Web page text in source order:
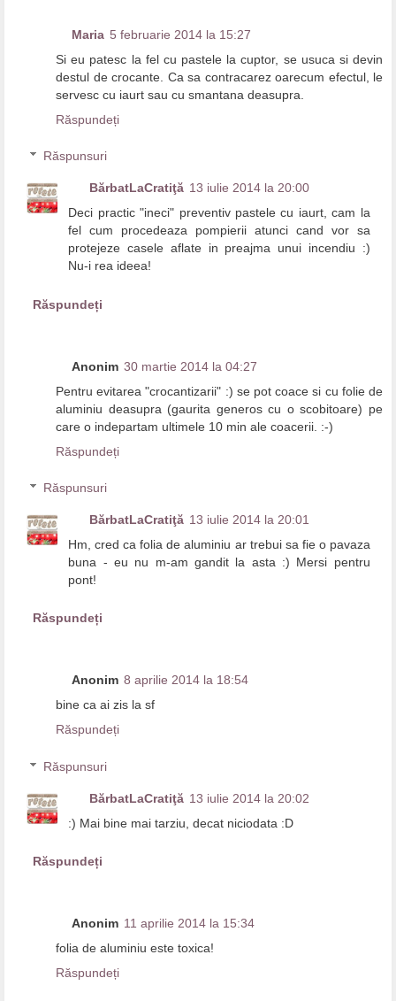
Maria 5 februarie 2014 la 15:27
Si eu patesc la fel cu pastele la cuptor, se usuca si devin
destul de crocante. Ca sa contracarez oarecum efectul, le
servesc cu iaurt sau cu smantana deasupra.
Răspundeți
Răspunsuri
BărbatLaCratiţă 13 iulie 2014 la 20:00
Deci practic "ineci" preventiv pastele cu iaurt, cam la
fel cum procedeaza pompierii atunci cand vor sa
protejeze casele aflate in preajma unui incendiu :)
Nu-i rea ideea!
Răspundeți
Anonim 30 martie 2014 la 04:27
Pentru evitarea "crocantizarii" :) se pot coace si cu folie de
aluminiu deasupra (gaurita generos cu o scobitoare) pe
care o indepartam ultimele 10 min ale coacerii. :-)
Răspundeți
Răspunsuri
BărbatLaCratiţă 13 iulie 2014 la 20:01
Hm, cred ca folia de aluminiu ar trebui sa fie o pavaza
buna - eu nu m-am gandit la asta :) Mersi pentru
pont!
Răspundeți
Anonim 8 aprilie 2014 la 18:54
bine ca ai zis la sf
Răspundeți
Răspunsuri
BărbatLaCratiţă 13 iulie 2014 la 20:02
:) Mai bine mai tarziu, decat niciodata :D
Răspundeți
Anonim 11 aprilie 2014 la 15:34
folia de aluminiu este toxica!
Răspundeți